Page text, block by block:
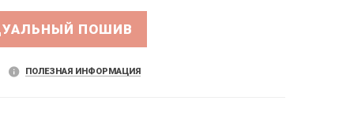
ПОШИВ
ПОЛЕЗНАЯ ИНФОРМАЦИЯ